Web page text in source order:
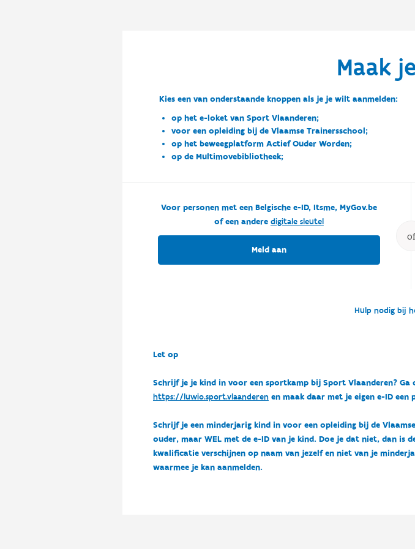
Maak
Kies een van onderstaande knoppen als je je wilt aanmelden:
op het e-loket van Sport Vlaanderen;
voor een opleiding bij de Vlaamse Trainersschool;
op het beweegplatform Actief Ouder Worden;
op de Multimovebibliotheek;
of
Voor personen met een Belgische e-ID, Itsme, MyGov.be
of een andere digitale sleutel
Meld aan
Hulp nodig bij
Let op
Schrijf je je kind in voor een sportkamp bij Sport Vlaanderen?
https://luwio.sport.vlaanderenen maak daar met je eigen e-ID
Schrijf je een minderjarig kind in voor een opleiding bij de
ouder, maar WEL met de e-ID van je kind. Doe je dat niet, dan is
kwalificatie verschijnen op naam van jezelf en niet van je
waarmee je kan aanmelden.